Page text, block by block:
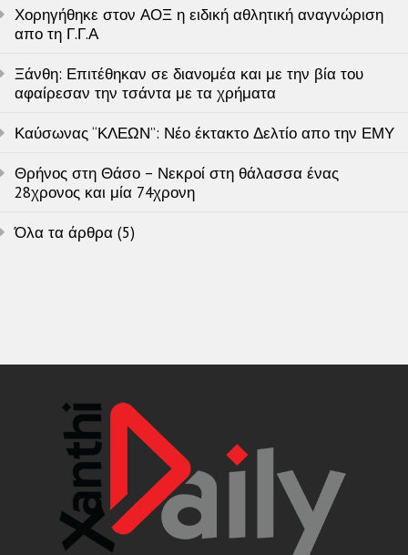
Χορηγήθηκε στον ΑΟΞ η ειδική αθλητική αναγνώριση
απο τη Γ.Γ.Α
Ξάνθη: Επιτέθηκαν σε διανομέα και με την βία του
αφαίρεσαν την τσάντα με τα χρήματα
Καύσωνας “ΚΛΕΩΝ”: Νέο έκτακτο Δελτίο απο την ΕΜΥ
Θρήνος στη Θάσο – Νεκροί στη θάλασσα ένας
28χρονος και μία 74χρονη
Όλα τα άρθρα (5)